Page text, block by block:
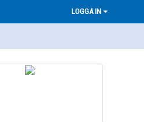
LOGGA IN